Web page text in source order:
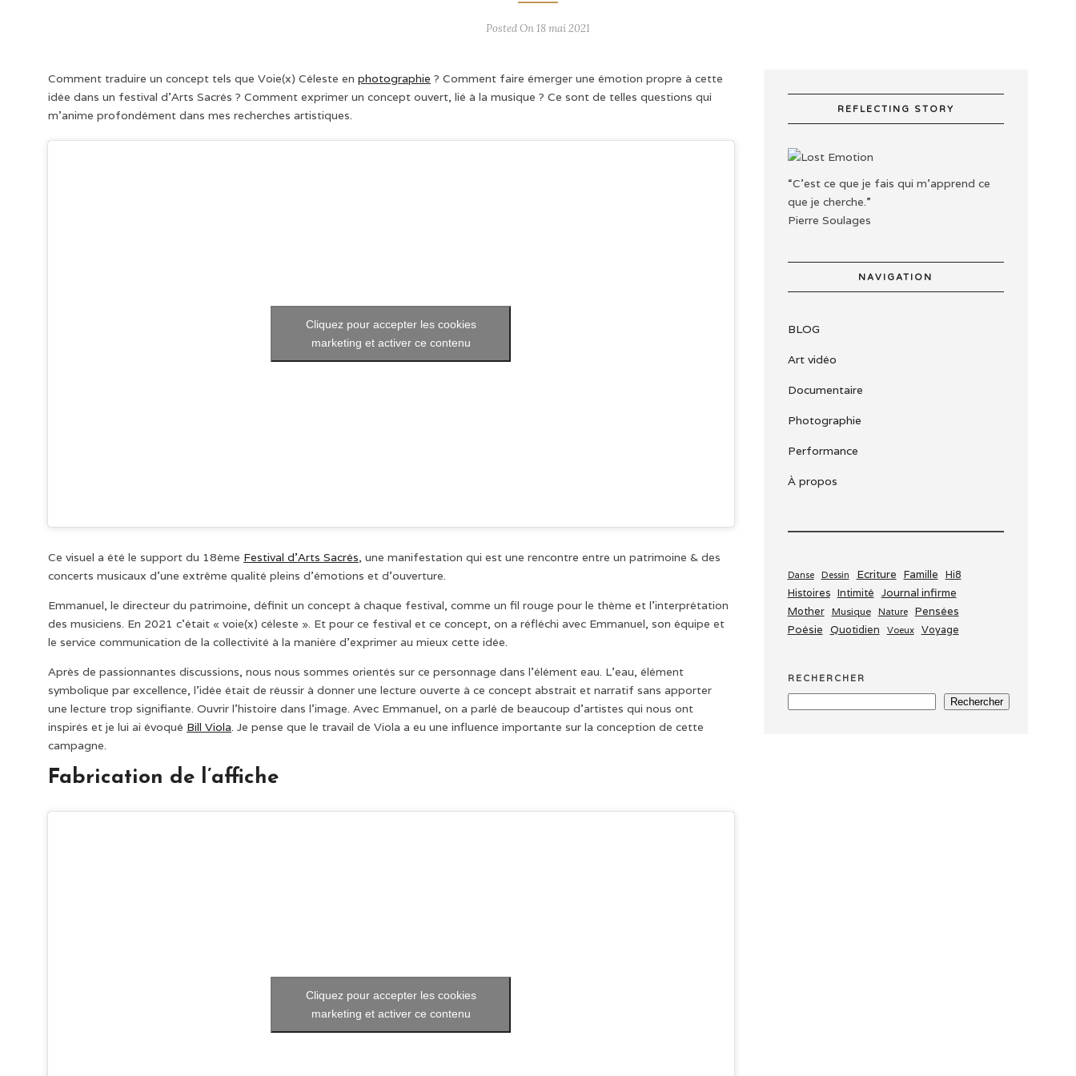
Posted On 18 mai 2021
Comment traduire un concept tels que Voie(x) Céleste en photographie ? Comment faire émerger une émotion propre à cette
idée dans un festival d’Arts Sacrés ? Comment exprimer un concept ouvert, lié à la musique ? Ce sont de telles questions qui
m’anime profondément dans mes recherches artistiques.
Cliquez pour accepter les cookies
marketing et activer ce contenu
Ce visuel a été le support du 18ème Festival d’Arts Sacrés, une manifestation qui est une rencontre entre un patrimoine & des
concerts musicaux d’une extrême qualité pleins d’émotions et d’ouverture.
Emmanuel, le directeur du patrimoine, définit un concept à chaque festival, comme un fil rouge pour le thème et l’interprétation
des musiciens. En 2021 c’était « voie(x) céleste ». Et pour ce festival et ce concept, on a réfléchi avec Emmanuel, son équipe et
le service communication de la collectivité à la manière d’exprimer au mieux cette idée.
Après de passionnantes discussions, nous nous sommes orientés sur ce personnage dans l’élément eau. L’eau, élément
symbolique par excellence, l’idée était de réussir à donner une lecture ouverte à ce concept abstrait et narratif sans apporter
une lecture trop signifiante. Ouvrir l’histoire dans l’image. Avec Emmanuel, on a parlé de beaucoup d’artistes qui nous ont
inspirés et je lui ai évoqué Bill Viola. Je pense que le travail de Viola a eu une influence importante sur la conception de cette
campagne.
Fabrication de l’affiche
Cliquez pour accepter les cookies
marketing et activer ce contenu
REFLECTING STORY
“C'est ce que je fais qui m'apprend ce
que je cherche.”
Pierre Soulages
NAVIGATION
BLOG
Art vidéo
Documentaire
Photographie
Performance
À propos
Danse Dessin Ecriture Famille Hi8
Histoires Intimité Journal infirme
Mother Musique Nature Pensées
Poésie Quotidien Voeux Voyage
RECHERCHER
Rechercher